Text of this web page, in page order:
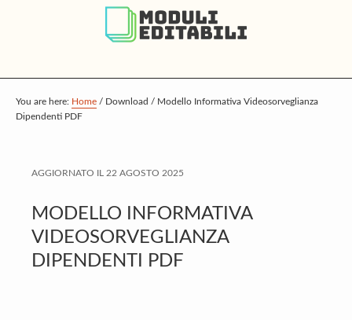
p
t
a
n
c
o
p
t
r
m
a
r
p
t
o
t
e
r
You are here: Home / Download / Modello Informativa Videosorveglianza
Dipendenti PDF
AGGIORNATO IL 22 AGOSTO 2025
MODELLO INFORMATIVA
VIDEOSORVEGLIANZA
DIPENDENTI PDF